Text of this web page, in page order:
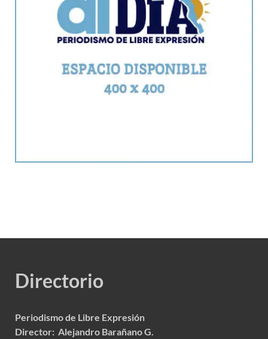
Directorio
Periodismo de Libre Expresión
Director: Alejandro Barañano G.